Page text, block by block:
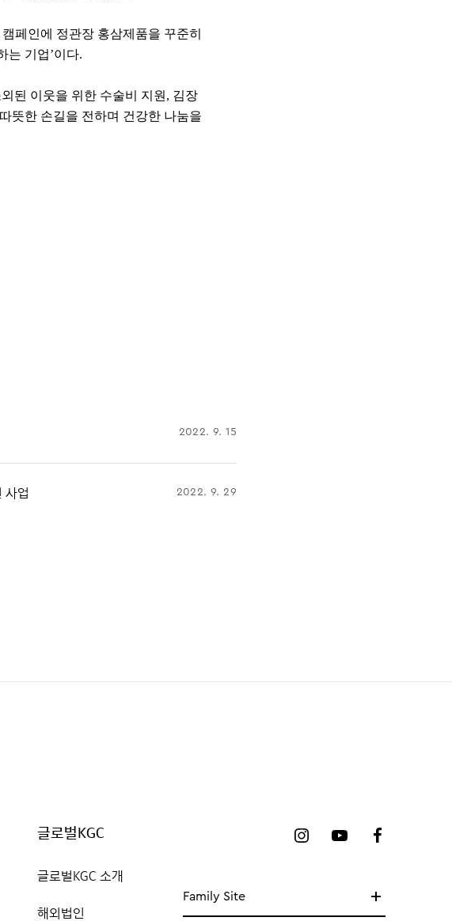
페인에 정관장 홍삼제품을 꾸준히
는 기업’이다.
된 이웃을 위한 수술비 지원, 김장
뜻한 손길을 전하며 건강한 나눔을
2022. 9. 15
사업 2022. 9. 29
글로벌KGC
글로벌KGC 소개
해외법인
Family Site